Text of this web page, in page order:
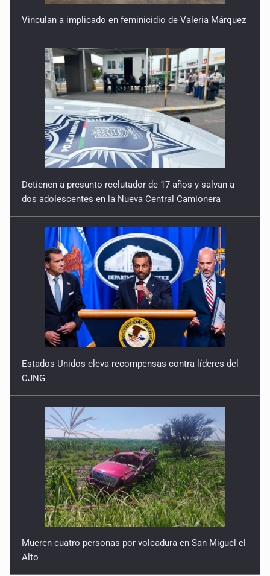
19 de Enero de 2026
Born y la cuántica
5 de Enero de 2026
Vinculan a implicado en feminicidio de Valeria Márquez
Detienen a presunto reclutador de 17 años y salvan a
dos adolescentes en la Nueva Central Camionera
Estados Unidos eleva recompensas contra líderes del
CJNG
Mueren cuatro personas por volcadura en San Miguel el
Alto